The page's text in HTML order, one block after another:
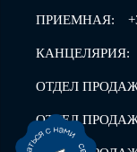
ПРИЕМНАЯ:
КАНЦЕЛЯРИЯ:
ОТДЕЛ
ОТДЕЛ